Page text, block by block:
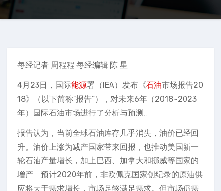
每经记者 周程程 每经编辑 陈 星
4月23日，国际能源署（IEA）发布《石油市场报告20
18》（以下简称“报告”），对未来6年（2018~2023
年）国际石油市场进行了分析与预测。
报告认为，当前全球石油库存几乎消失，油价已经回
升。油价上涨为减产国家带来回报，也推动美国新一
轮石油产量增长，加上巴西、加拿大和挪威等国家的
增产，预计2020年前，非欧佩克国家创纪录的原油供
应将大于需求增长，市场足够满足需求。但市场仍需